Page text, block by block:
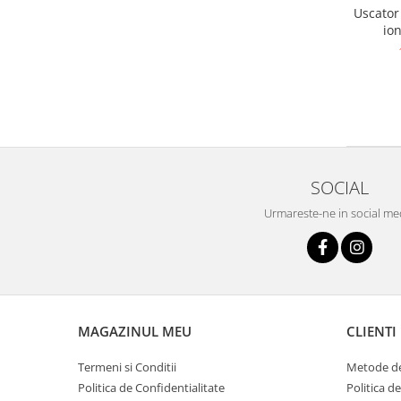
SOCIAL
Urmareste-ne in social
MAGAZINUL MEU
Termeni si Conditii
Politica de Confidentialitate
CLIENTI
Metode
Politica